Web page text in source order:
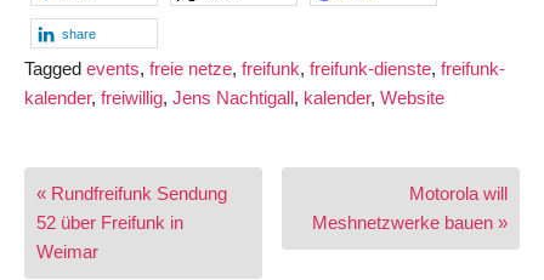
share
Tagged events, freie netze, freifunk, freifunk-dienste, freifunk-
kalender, freiwillig, Jens Nachtigall, kalender, Website
Post
navigation
« Rundfreifunk Sendung
52 über Freifunk in
Weimar
Motorola will
Meshnetzwerke bauen »